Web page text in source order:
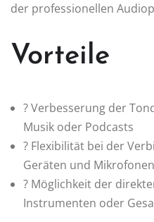
der professionellen
Vorteile
? Verbesserung der
Musik oder Podcasts
? Flexibilität bei der
Geräten und Mikrofonen
? Möglichkeit der
Instrumenten oder